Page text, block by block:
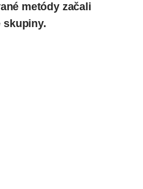
metódy začali
skupiny.